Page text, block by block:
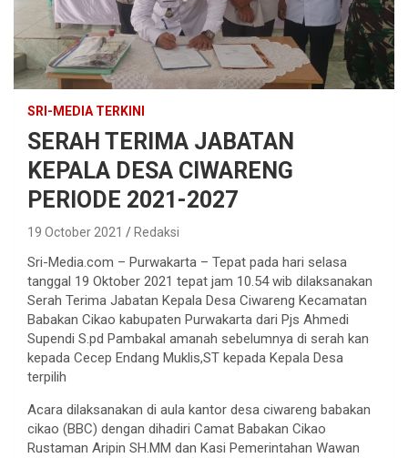
SRI-MEDIA TERKINI
SERAH TERIMA JABATAN
KEPALA DESA CIWARENG
PERIODE 2021-2027
19 October 2021 Redaksi
Sri-Media.com – Purwakarta – Tepat pada hari selasa
tanggal 19 Oktober 2021 tepat jam 10.54 wib dilaksanakan
Serah Terima Jabatan Kepala Desa Ciwareng Kecamatan
Babakan Cikao kabupaten Purwakarta dari Pjs Ahmedi
Supendi S.pd Pambakal amanah sebelumnya di serah kan
kepada Cecep Endang Muklis,ST kepada Kepala Desa
terpilih
Acara dilaksanakan di aula kantor desa ciwareng babakan
cikao (BBC) dengan dihadiri Camat Babakan Cikao
Rustaman Aripin SH.MM dan Kasi Pemerintahan Wawan